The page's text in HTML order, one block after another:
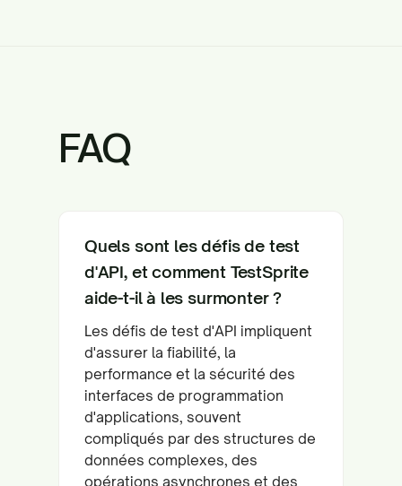
FAQ
Quels sont les défis de test
d'API, et comment TestSprite
aide-t-il à les surmonter ?
Les défis de test d'API impliquent
d'assurer la fiabilité, la
performance et la sécurité des
interfaces de programmation
d'applications, souvent
compliqués par des structures de
données complexes, des
opérations asynchrones et des